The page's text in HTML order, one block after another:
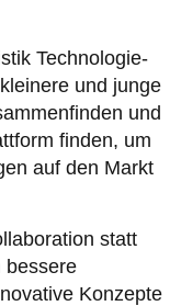
Technologie-
und junge
und
finden, um
auf den Markt
statt
bessere
Konzepte